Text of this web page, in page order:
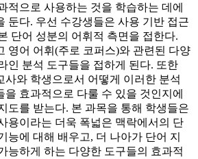
적으로 사용하는 것을 학습하는 데에
둔다. 우선 수강생들은 사용 기반 접근
단어 성분의 어휘적 측면을 접한다.
영어 어휘(주로 코퍼스)와 관련된 다양
인 분석 도구들을 접하게 된다. 또한
사와 학생으로서 어떻게 이러한 분석
을 효과적으로 다룰 수 있을 것인지에
도를 받는다. 본 과목을 통해 학생들은
용이라는 더욱 폭넓은 맥락에서의 단
능에 대해 배우고, 더 나아가 단어 지
능하게 하는 다양한 도구들의 효과적